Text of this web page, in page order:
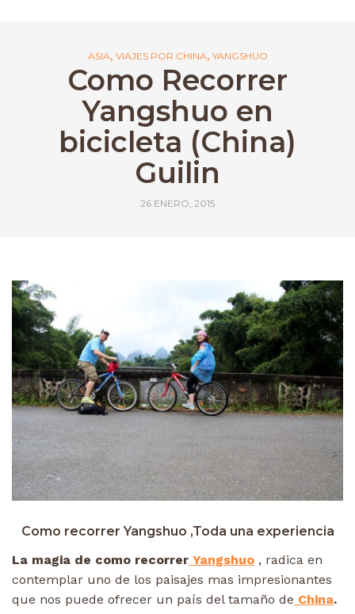
ASIA, VIAJES POR CHINA, YANGSHUO
Como Recorrer
Yangshuo en
bicicleta (China)
Guilin
26 ENERO, 2015
Como recorrer Yangshuo ,Toda una experiencia
La magia de como recorrer Yangshuo , radica en
contemplar uno de los paisajes mas impresionantes
que nos puede ofrecer un país del tamaño de China.